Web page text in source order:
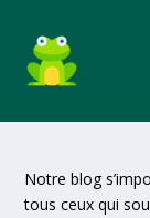
Notre blog
tous ceux qui